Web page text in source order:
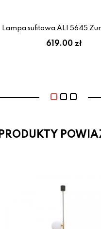
Lampa sufitowa ALI 5645
619.00 zł
PRODUKTY